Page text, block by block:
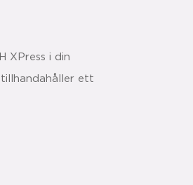
XPress i din
ett